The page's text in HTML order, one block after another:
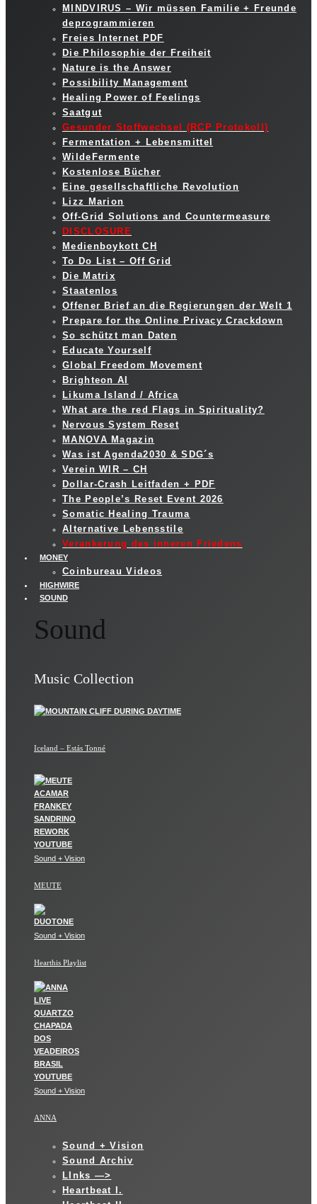
MINDVIRUS – Wir müssen Familie + Freunde
deprogrammieren
Freies Internet PDF
Die Philosophie der Freiheit
Nature is the Answer
Possibility Management
Healing Power of Feelings
Saatgut
Gesunder Stoffwechsel (RCP Protokoll)
Fermentation + Lebensmittel
WildeFermente
Kostenlose Bücher
Eine gesellschaftliche Revolution
Lizz Marion
Off-Grid Solutions and Countermeasure
DISCLOSURE
Medienboykott CH
To Do List – Off Grid
Die Matrix
Staatenlos
Offener Brief an die Regierungen der Welt 1
Prepare for the Online Privacy Crackdown
So schützt man Daten
Educate Yourself
Global Freedom Movement
Brighteon AI
Likuma Island / Africa
What are the red Flags in Spirituality?
Nervous System Reset
MANOVA Magazin
Was ist Agenda2030 & SDG´s
Verein WIR – CH
Dollar-Crash Leitfaden + PDF
The People’s Reset Event 2026
Somatic Healing Trauma
Alternative Lebensstile
Verankerung des inneren Friedens
MONEY
Coinbureau Videos
HIGHWIRE
SOUND
Sound
Music Collection
Iceland – Estás Tonné
Sound + Vision
MEUTE
Sound + Vision
Hearthis Playlist
Sound + Vision
ANNA
Sound + Vision
Sound Archiv
LInks —>
Heartbeat I.